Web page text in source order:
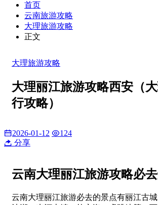
首页
云南旅游攻略
大理旅游攻略
正文
大理旅游攻略
大理丽江旅游攻略西安（
行攻略）
2026-01-12
124
分享
云南大理丽江旅游攻略必
云南大理丽江旅游必去的景点有丽江古